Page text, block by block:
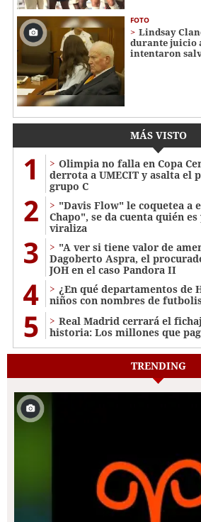
FOTO
Lindsay
durante juicio
intentaron
MÁS VISTO
1
Olimpia no falla en Copa
derrota a UMECIT y asalta el
grupo C
2
"Davis Flow" le coquetea a
Chapo", se da cuenta quién
viraliza
3
"A ver si tiene valor de
Dagoberto Aspra, el
JOH en el caso Pandora II
4
¿En qué departamentos de
niños con nombres de
5
Real Madrid cerrará el
historia: Los millones que
TRENDING